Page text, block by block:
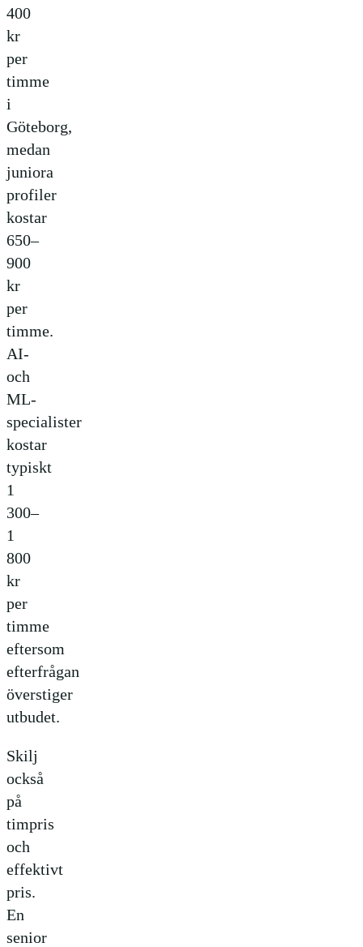
400
kr
per
timme
i
Göteborg,
medan
juniora
profiler
kostar
650–
900
kr
per
timme.
AI-
och
ML-
specialister
kostar
typiskt
1
300–
1
800
kr
per
timme
eftersom
efterfrågan
överstiger
utbudet.
Skilj
också
på
timpris
och
effektivt
pris.
En
senior